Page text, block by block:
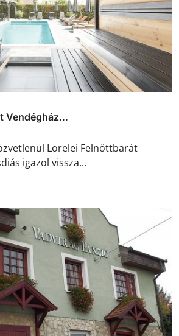
Vendégház...
Lorelei Felnőttbarát
igazol vissza...